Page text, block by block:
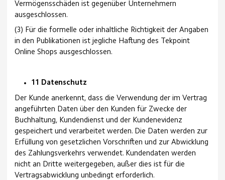
Vermögensschäden ist gegenüber Unternehmern
ausgeschlossen.
(3) Für die formelle oder inhaltliche Richtigkeit der Angaben
in den Publikationen ist jegliche Haftung des Tekpoint
Online Shops ausgeschlossen.
11 Datenschutz
Der Kunde anerkennt, dass die Verwendung der im Vertrag
angeführten Daten über den Kunden für Zwecke der
Buchhaltung, Kundendienst und der Kundenevidenz
gespeichert und verarbeitet werden. Die Daten werden zur
Erfüllung von gesetzlichen Vorschriften und zur Abwicklung
des Zahlungsverkehrs verwendet. Kundendaten werden
nicht an Dritte weitergegeben, außer dies ist für die
Vertragsabwicklung unbedingt erforderlich.